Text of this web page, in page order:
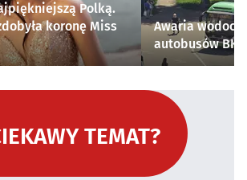
Polką.
koronę Miss
Awaria
autobusów
TEMAT?